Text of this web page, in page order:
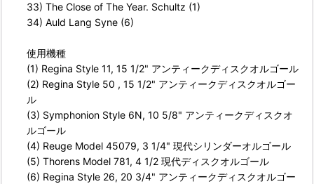
33) The Close of The Year. Schultz (1)
34) Auld Lang Syne (6)
使用機種
(1) Regina Style 11, 15 1/2" アンティークディスクオルゴール
(2) Regina Style 50 , 15 1/2" アンティークディスクオルゴー
ル
(3) Symphonion Style 6N, 10 5/8" アンティークディスクオ
ルゴール
(4) Reuge Model 45079, 3 1/4" 現代シリンダーオルゴール
(5) Thorens Model 781, 4 1/2 現代ディスクオルゴール
(6) Regina Style 26, 20 3/4" アンティークディスクオルゴー